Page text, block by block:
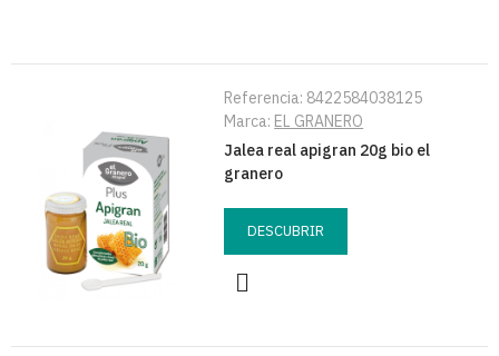
Referencia: 8422584038125
Marca: EL GRANERO
Jalea real apigran 20g bio el
granero
DESCUBRIR